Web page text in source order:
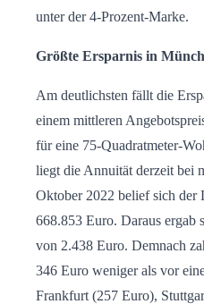
unter der 4-Prozent-Marke.
Größte Ersparnis in
Am deutlichsten fällt die
einem mittleren
für eine 75-Quadratmeter-
liegt die Annuität derzeit bei
Oktober 2022 belief sich der
668.853 Euro. Daraus ergab
von 2.438 Euro. Demnach
346 Euro weniger als vor
Frankfurt (257 Euro),